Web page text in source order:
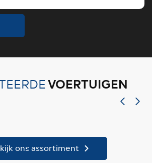
VOERTUIGEN
ons assortiment